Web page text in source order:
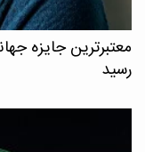
معتبرترین جایزه
رسید